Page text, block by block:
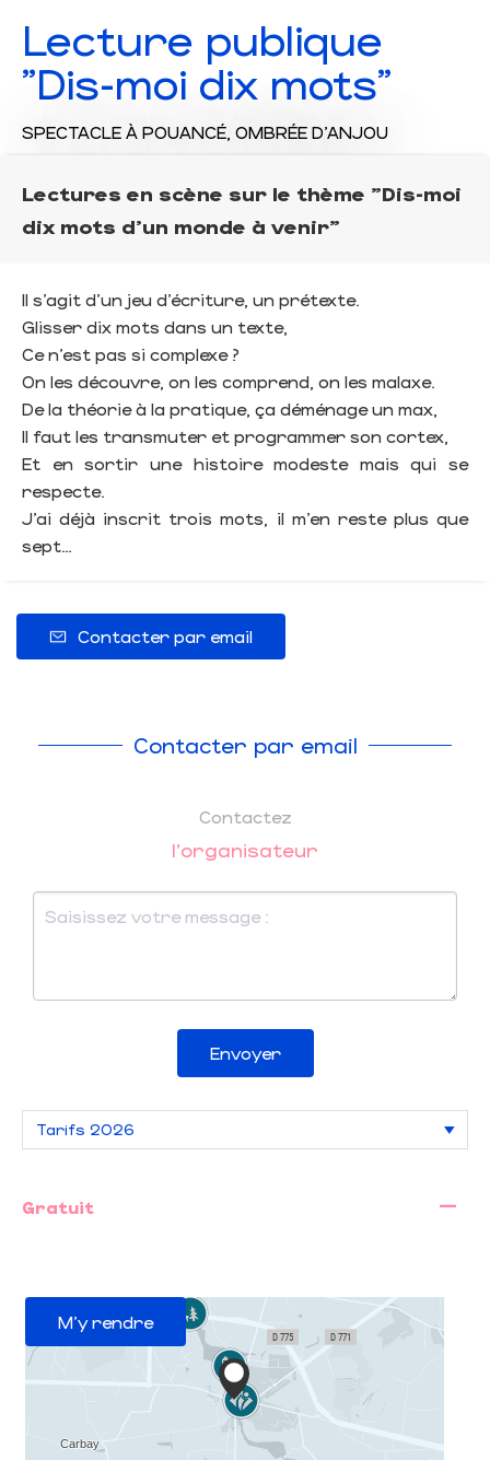
Lecture publique
"Dis-moi dix mots"
SPECTACLE À POUANCÉ, OMBRÉE D'ANJOU
Lectures en scène sur le thème "Dis-moi
dix mots d’un monde à venir"
Il s’agit d’un jeu d’écriture, un prétexte.
Glisser dix mots dans un texte,
Ce n’est pas si complexe ?
On les découvre, on les comprend, on les malaxe.
De la théorie à la pratique, ça déménage un max,
Il faut les transmuter et programmer son cortex,
Et en sortir une histoire modeste mais qui se
respecte.
J’ai déjà inscrit trois mots, il m’en reste plus que
sept…
Contacter par email
Contacter par email
Contactez
l'organisateur
Envoyer
Gratuit —
M'y rendre